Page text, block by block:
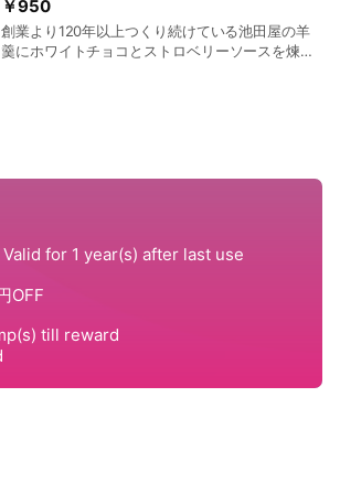
￥950
創業より120年以上つくり続けている池田屋の羊
羹にホワイトチョコとストロベリーソースを煉り
『手亡豆』との相性が良い『カカオ豆』の風味に
たどり着いたのです。雪が降り、消費が落ち込む
時期にもお買い求めやすいように、バレンタイ
ン、ホワイトデーなどのギフトに使っていただけ
るようにデザインしたところ、今では冬の一大人
気商品となりました。 【特徴】 本丸池田屋の煉
いう独自の製法でつくられた甘さ控えめな煉羊羹